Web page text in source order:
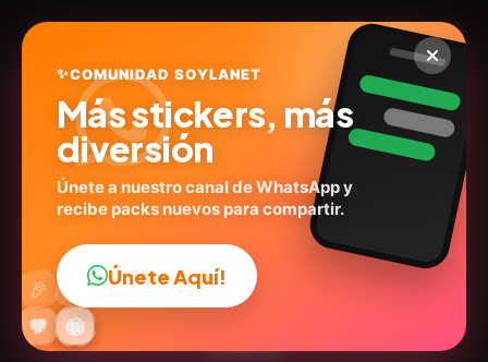
tiktok comments pack v2
@user44x ID:
26stickers Expresiones
😎
😂
🔥
💬
❤️ ✨
🤩
😜
🎉 👍
✨COMUNIDAD SOYLANET
Más stickers, más
diversión
Únete a nuestro canal de WhatsApp y
recibe packs nuevos para compartir.
Únete Aquí!